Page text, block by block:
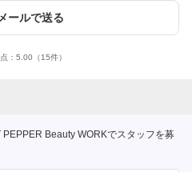
ールで送る
： 5.00 （15件）
PEPPER Beauty WORKでスタッフを募